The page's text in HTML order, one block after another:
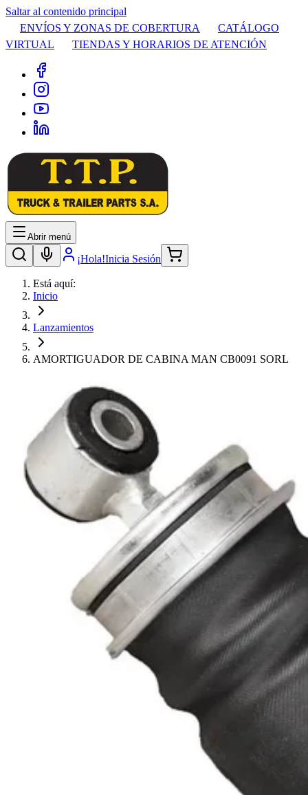
Saltar al contenido principal
ENVÍOS Y ZONAS DE COBERTURA
CATÁLOGO
VIRTUAL
TIENDAS Y HORARIOS DE ATENCIÓN
Abrir menú
¡Hola!Inicia Sesión
Está aquí:
Inicio
Lanzamientos
AMORTIGUADOR DE CABINA MAN CB0091 SORL